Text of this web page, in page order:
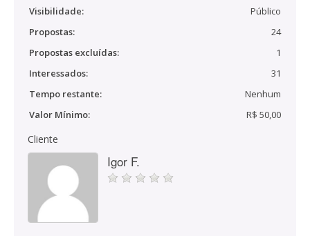
Visibilidade:
Público
Propostas:
24
Propostas excluídas:
1
Interessados:
31
Tempo restante:
Nenhum
Valor Mínimo:
R$ 50,00
Cliente
Igor F.